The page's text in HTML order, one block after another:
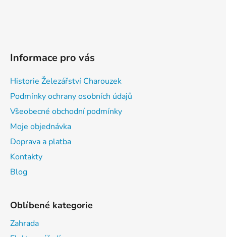
Informace pro vás
Historie Železářství Charouzek
Podmínky ochrany osobních údajů
Všeobecné obchodní podmínky
Moje objednávka
Doprava a platba
Kontakty
Blog
Oblíbené kategorie
Zahrada